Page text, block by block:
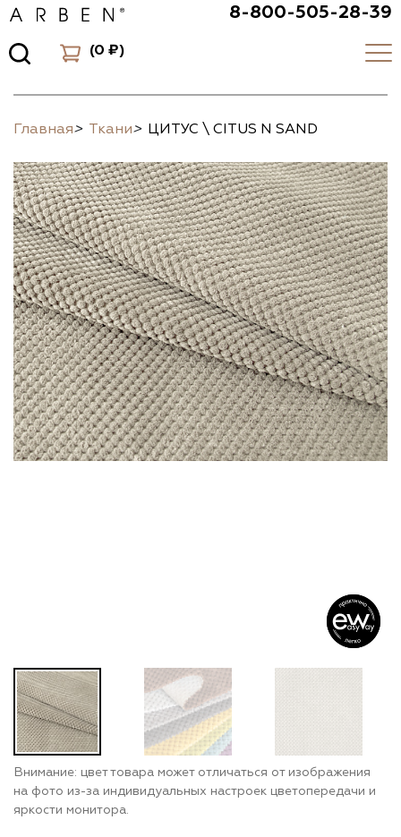
8-800-505-28-39
(0 ₽)
Главная> Ткани> ЦИТУС \ CITUS N SAND
Внимание: цвет товара может отличаться от изображения
на фото из-за индивидуальных настроек цветопередачи и
яркости монитора.